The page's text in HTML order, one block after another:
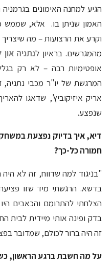
הגיע למחנה האימונים
האמון שניתן בו. אלא, שממש
וקרע את הרצועות – מה
מהמגרשים. בראיון לנתניה און
אופטימיות רבה – לא רק
המרגשת של יו"ר מכבי נתניה,
אריק איזיקוביץ', שדאגו
שנפצע.
דיא, איך בדיוק נפצעת
חמורה כל-כך?
"בניגוד למה שדווח, זה לא
בדשא. הרגשתי מיד שזו
הצלחתי להתרומם והכאבים
בדק ופינה אותי מיידית לבית
זה היה ברור לכולם, שמדובר
על מה חשבת ברגע הראשון,